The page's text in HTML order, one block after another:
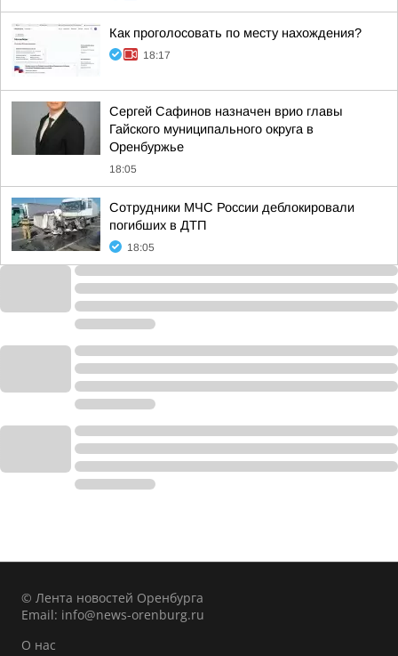
Как проголосовать по месту нахождения?
18:17
Сергей Сафинов назначен врио главы
Гайского муниципального округа в
Оренбуржье
18:05
Сотрудники МЧС России деблокировали
погибших в ДТП
18:05
© Лента новостей Оренбурга
Email: info@news-orenburg.ru
О нас